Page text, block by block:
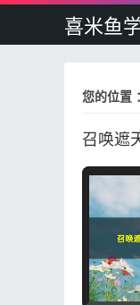
喜米鱼
您的位置 ：
召唤遮